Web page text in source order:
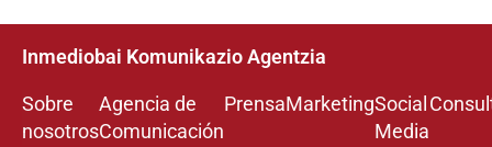
Inmediobai Komunikazio Agentzia
Sobre
nosotros
Agencia de
Comunicación
PrensaMarketingSocial
Media